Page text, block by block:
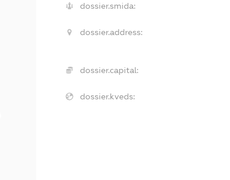
dossier.smida:
dossier.address:
dossier.capital:
dossier.kveds: